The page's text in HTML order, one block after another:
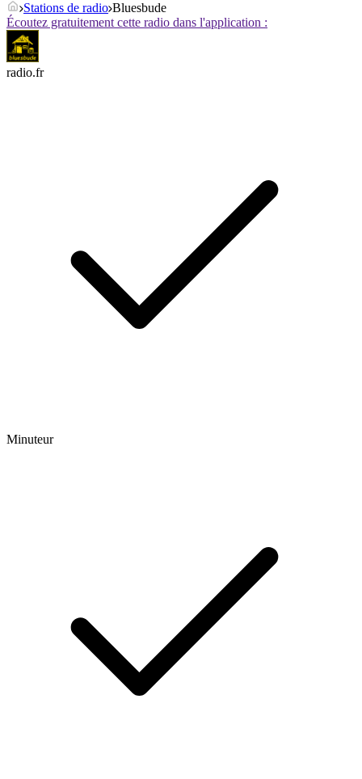
Stations de radio Bluesbude
Écoutez gratuitement cette radio dans l'application :
radio.fr
Minuteur